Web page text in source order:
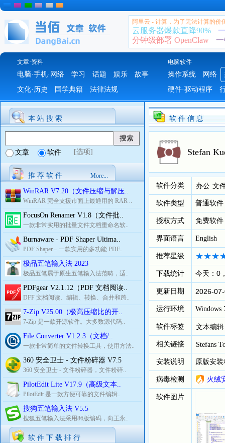
阿里云 - 计算，为了无法计算的价
云服务器爆款直降90%
分钟级部署 OpenClaw
文章·资料 电脑软件
电脑·手机·网络 学习 话题 娱乐
故事
文化·历史
国学典籍 法律法规
操作系统 网络
硬件·驱动程序
本 站 搜 索
文章 软件 [选项]
推 荐 软 件 More...
WinRAR V7.20（文件压缩与解压..
WinRAR 完全支援市面上最通用的 RAR ..
FocusOn Renamer V1.8（文件批..
一款非常实用的批量文件文档重命名软..
Burnaware - PDF Shaper Ultima..
PDF Shaper – 一款实用的多功能 PDF..
极品五笔输入法 2023
极品五笔属于原生五笔输入法范畴，适..
PDFgear V2.1.12（PDF 文档阅读..
DFF 文档阅读、编辑、转换、合并和跨..
7-Zip V25.00（极高压缩比的开..
7-Zip 是一款开源软件。大多数源代码..
File Converter V1.2.3（文档/..
一款非常简单的文件转换工具，使用方法..
360 安全卫士 - 文件粉碎器 V7.5
360 安全卫士 - 文件粉碎器，文件粉碎..
PilotEdit Lite V17.9（高级文本..
PilotEdit 是一款方便可靠的文件编辑..
搜狗五笔输入法 V5.5
搜狐五笔输入法采用86版编码，向王永..
软 件 下 载 排 行
软 件 信 息
Stefan
软件分类 办公·文
软件类型 普通软件
授权方式 免费软件
界面语言 English
推荐星级
下载统计 今天：0
更新日期 2026-
运行环境 Windows
软件标签 文本编辑
相关链接 Stefans
安装说明 原版安
病毒检测 火绒
软件图片